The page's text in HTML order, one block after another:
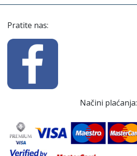
Pratite nas:
Načini plaćanja: